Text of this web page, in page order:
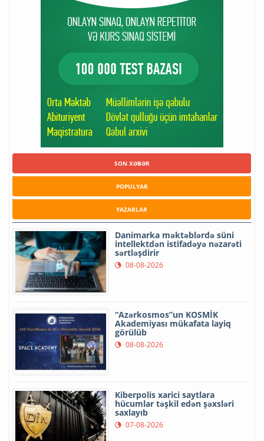
SON XƏBƏR
POPULYAR
YAZARLAR
Danimarka məktəblərdə süni
intellektdən istifadəyə nəzarəti
sərtləşdirir
08-08-2026
“Azərkosmos”un KOSMİK
Akademiyası mükafata layiq
görülüb
08-08-2026
Kiberpolis xarici saytlara
hücumlar təşkil edən şəxsləri
saxlayıb
07-08-2026